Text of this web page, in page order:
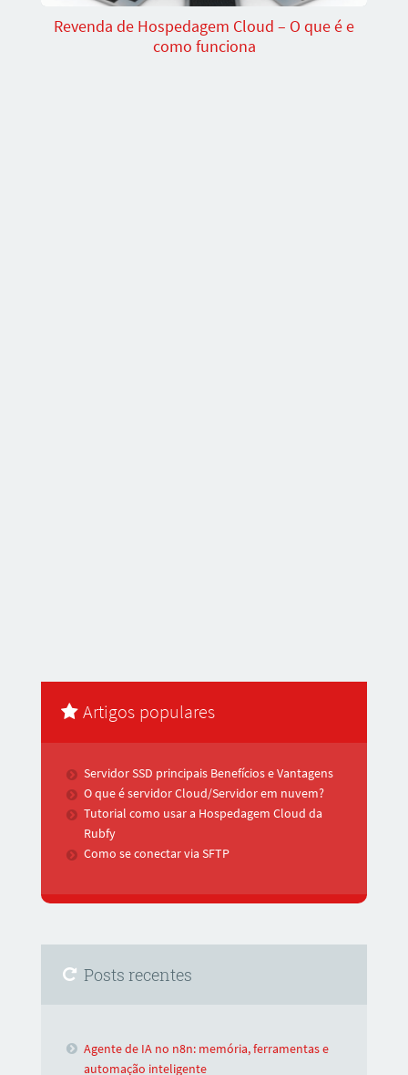
Revenda de Hospedagem Cloud – O que é e
como funciona
Artigos populares
Servidor SSD principais Benefícios e Vantagens
O que é servidor Cloud/Servidor em nuvem?
Tutorial como usar a Hospedagem Cloud da
Rubfy
Como se conectar via SFTP
Posts recentes
Agente de IA no n8n: memória, ferramentas e
automação inteligente